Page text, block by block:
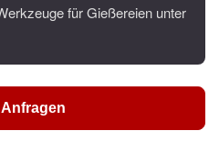
für Gießereien unter